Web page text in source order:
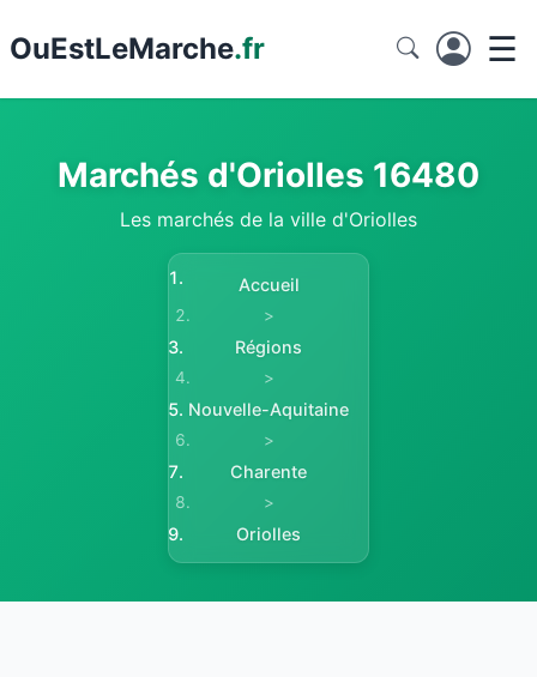
OuEstLeMarche.fr ☰
Marchés d'Oriolles 16480
Les marchés de la ville d'Oriolles
Accueil
>
Régions
>
Nouvelle-Aquitaine
>
Charente
>
Oriolles